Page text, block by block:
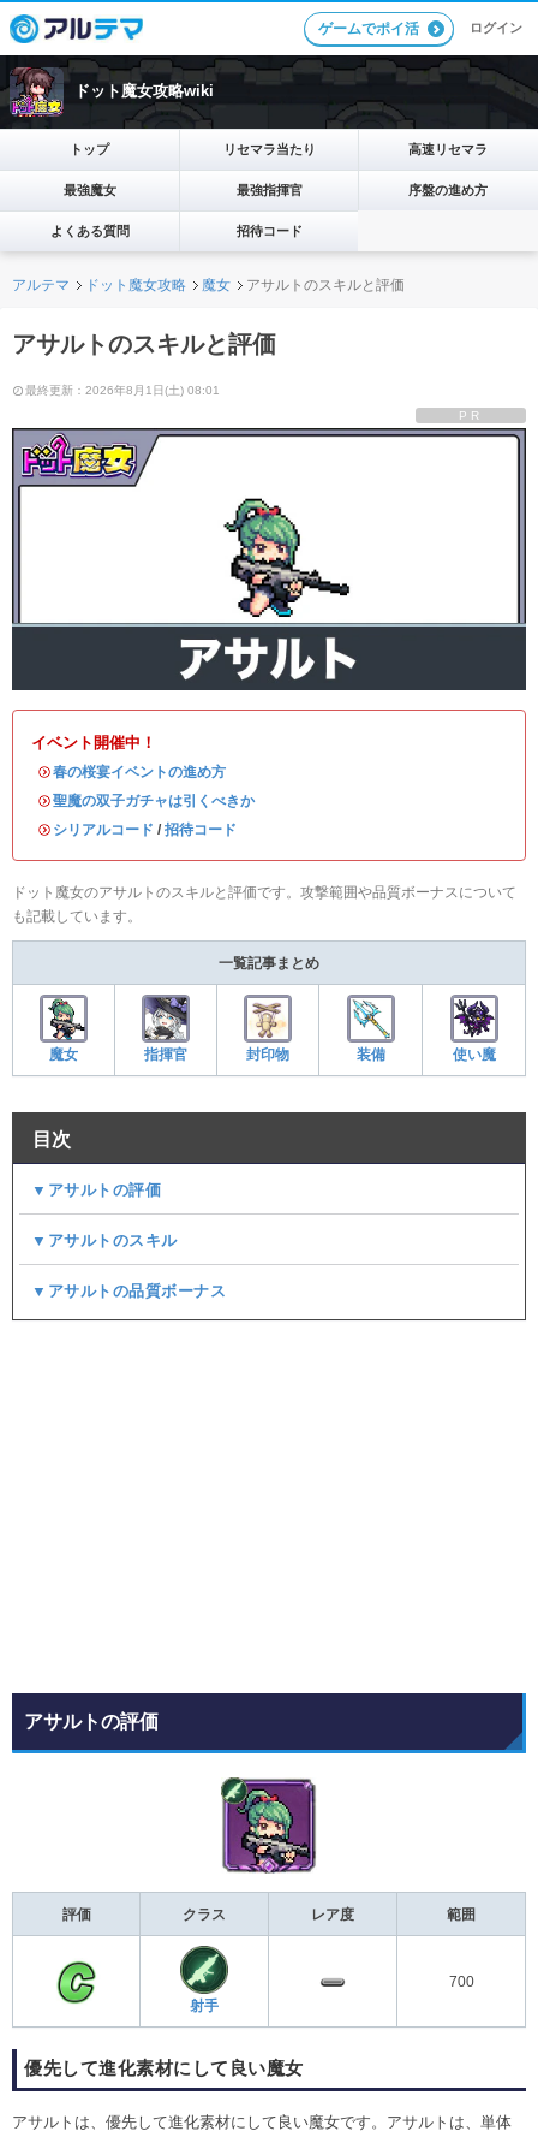
ゲームでポイ活 ログイン
ドット魔女攻略wiki
トップ リセマラ当たり 高速リセマラ
最強魔女 最強指揮官 序盤の進め方
よくある質問 招待コード
アルテマ ドット魔女攻略 魔女 アサルトのスキルと評価
アサルトのスキルと評価
最終更新：2026年8月1日(土) 08:01
PR
イベント開催中！
・春の桜宴イベントの進め方
・聖魔の双子ガチャは引くべきか
・ シリアルコード / 招待コード
ドット魔女のアサルトのスキルと評価です。攻撃範囲や品質ボーナスについて
も記載しています。
一覧記事まとめ
魔女 指揮官 封印物 装備 使い魔
目次
▼アサルトの評価
▼アサルトのスキル
▼アサルトの品質ボーナス
アサルトの評価
評価 クラス レア度 範囲
射手
700
優先して進化素材にして良い魔女
アサルトは、優先して進化素材にして良い魔女です。アサルトは、単体